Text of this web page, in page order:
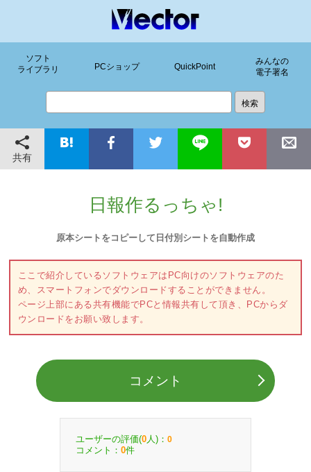
ソフト
ライブラリ
PCショップ QuickPoint
みんなの
電子署名
共有
日報作るっちゃ!
原本シートをコピーして日付別シートを自動作成
ここで紹介しているソフトウェアはPC向けのソフトウェアのた
め、スマートフォンでダウンロードすることができません。
ページ上部にある共有機能でPCと情報共有して頂き、PCからダ
ウンロードをお願い致します。
コメント
ユーザーの評価(0 人)： 0
コメント： 0件